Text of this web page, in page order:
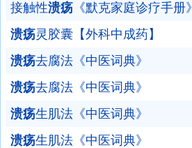
接触性溃疡 《默克家庭诊疗手册》
溃疡灵胶囊【外科中成药】
溃疡去腐法《中医词典》
溃疡去腐法《中医词典》
溃疡生肌法《中医词典》
溃疡生肌法《中医词典》